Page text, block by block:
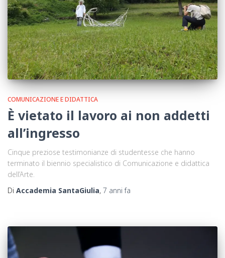
COMUNICAZIONE E DIDATTICA
È vietato il lavoro ai non addetti
all’ingresso
Cinque preziose testimonianze di studentesse che hanno
terminato il biennio specialistico di Comunicazione e didattica
dell’Arte.
Di Accademia SantaGiulia, 7 anni fa